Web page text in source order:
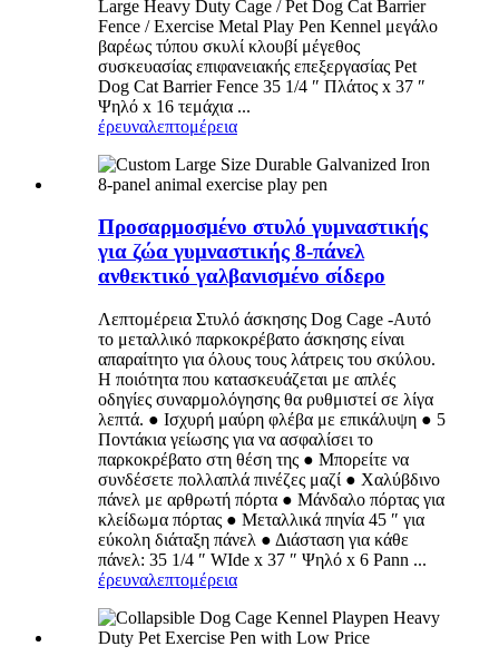
Large Heavy Duty Cage / Pet Dog Cat Barrier
Fence / Exercise Metal Play Pen Kennel μεγάλο
βαρέως τύπου σκυλί κλουβί μέγεθος
συσκευασίας επιφανειακής επεξεργασίας Pet
Dog Cat Barrier Fence 35 1/4 ″ Πλάτος x 37 ″
Ψηλό x 16 τεμάχια ...
έρευναλεπτομέρεια
Προσαρμοσμένο στυλό γυμναστικής
για ζώα γυμναστικής 8-πάνελ
ανθεκτικό γαλβανισμένο σίδερο
Λεπτομέρεια Στυλό άσκησης Dog Cage -Αυτό
το μεταλλικό παρκοκρέβατο άσκησης είναι
απαραίτητο για όλους τους λάτρεις του σκύλου.
Η ποιότητα που κατασκευάζεται με απλές
οδηγίες συναρμολόγησης θα ρυθμιστεί σε λίγα
λεπτά. ● Ισχυρή μαύρη φλέβα με επικάλυψη ● 5
Ποντάκια γείωσης για να ασφαλίσει το
παρκοκρέβατο στη θέση της ● Μπορείτε να
συνδέσετε πολλαπλά πινέζες μαζί ● Χαλύβδινο
πάνελ με αρθρωτή πόρτα ● Μάνδαλο πόρτας για
κλείδωμα πόρτας ● Μεταλλικά πηνία 45 ″ για
εύκολη διάταξη πάνελ ● Διάσταση για κάθε
πάνελ: 35 1/4 ″ WIde x 37 ″ Ψηλό x 6 Pann ...
έρευναλεπτομέρεια